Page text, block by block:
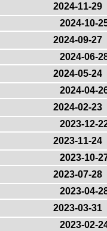
2024-11-29
2024-10-
2024-09-27
2024-06-
2024-05-24
2024-04-
2024-02-23
2023-12-
2023-11-24
2023-10-
2023-07-28
2023-04-
2023-03-31
2023-02-